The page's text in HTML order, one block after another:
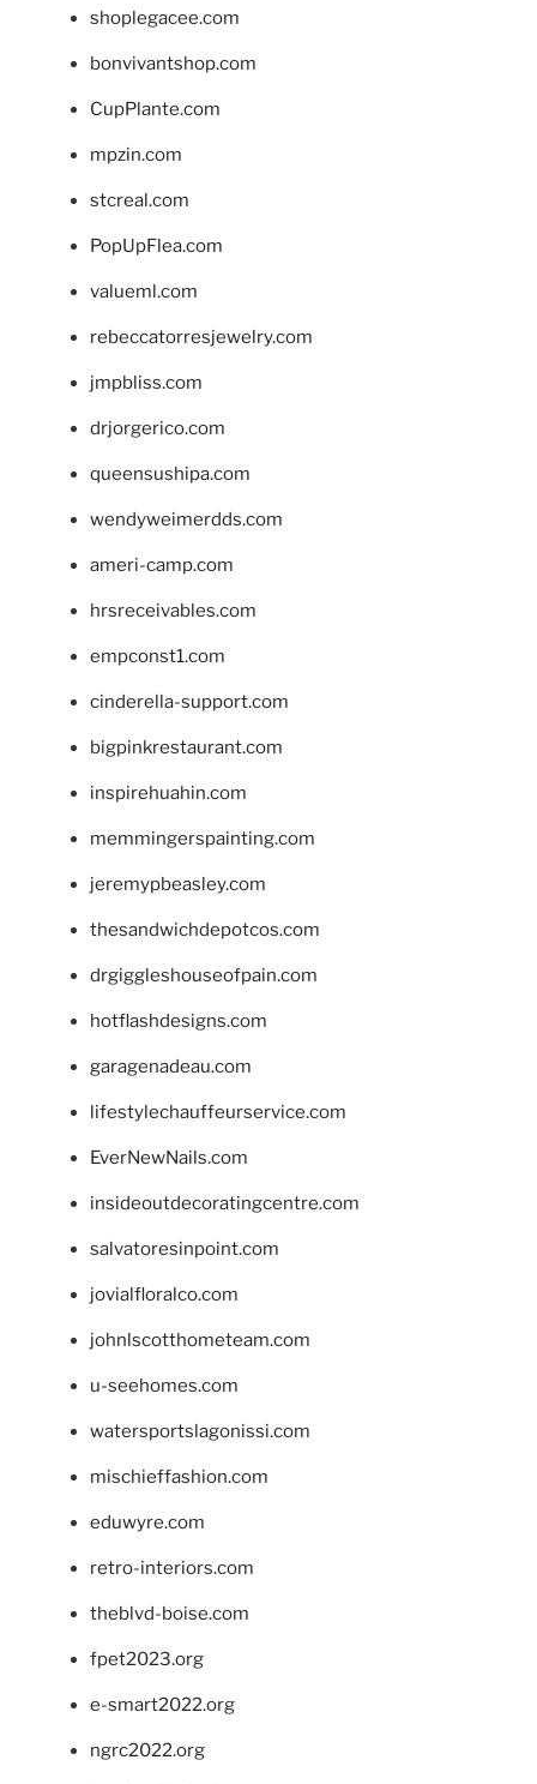
shoplegacee.com
bonvivantshop.com
CupPlante.com
mpzin.com
stcreal.com
PopUpFlea.com
valueml.com
rebeccatorresjewelry.com
jmpbliss.com
drjorgerico.com
queensushipa.com
wendyweimerdds.com
ameri-camp.com
hrsreceivables.com
empconst1.com
cinderella-support.com
bigpinkrestaurant.com
inspirehuahin.com
memmingerspainting.com
jeremypbeasley.com
thesandwichdepotcos.com
drgiggleshouseofpain.com
hotflashdesigns.com
garagenadeau.com
lifestylechauffeurservice.com
EverNewNails.com
insideoutdecoratingcentre.com
salvatoresinpoint.com
jovialfloralco.com
johnlscotthometeam.com
u-seehomes.com
watersportslagonissi.com
mischieffashion.com
eduwyre.com
retro-interiors.com
theblvd-boise.com
fpet2023.org
e-smart2022.org
ngrc2022.org